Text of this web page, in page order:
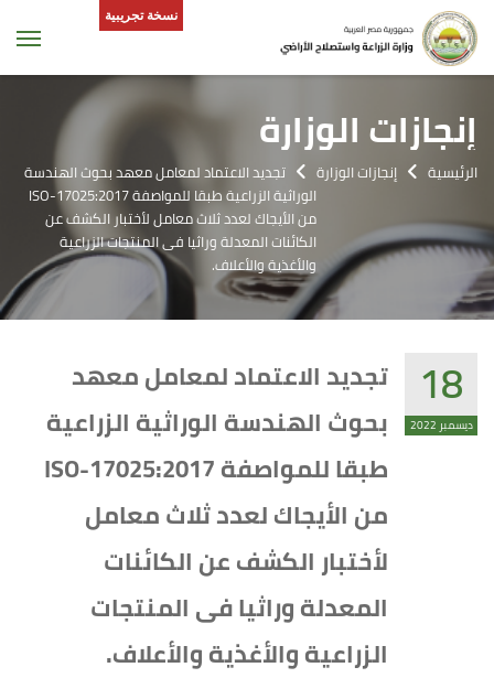
نسخة تجريبية
إنجازات الوزارة
الرئيسية إنجازات الوزارة
تجديد الاعتماد لمعامل معهد بحوث الهندسة
الوراثية الزراعية طبقا للمواصفة ISO-17025:2017
من الأيجاك لعدد ثلاث معامل لأختبار الكشف عن
الكائنات المعدلة وراثيا فى المنتجات الزراعية
والأغذية والأعلاف.
18
ديسمبر 2022
تجديد الاعتماد لمعامل معهد
بحوث الهندسة الوراثية الزراعية
طبقا للمواصفة ISO-17025:2017
من الأيجاك لعدد ثلاث معامل
لأختبار الكشف عن الكائنات
المعدلة وراثيا فى المنتجات
الزراعية والأغذية والأعلاف.